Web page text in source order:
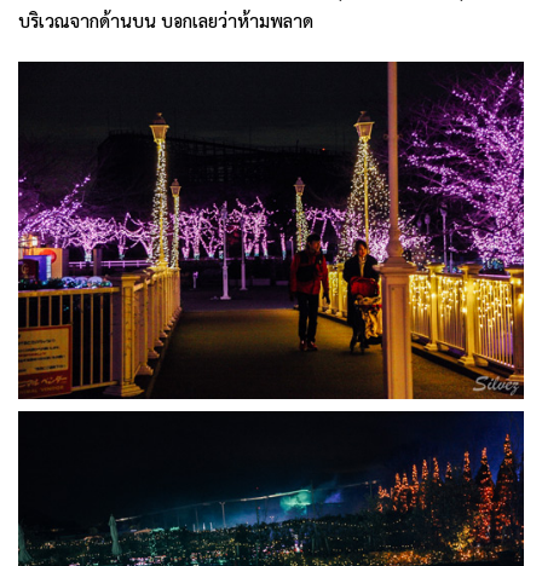
บริเวณจากด้านบน บอกเลยว่าห้ามพลาด